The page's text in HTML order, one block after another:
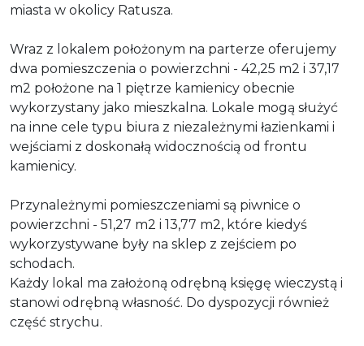
miasta w okolicy Ratusza.
Wraz z lokalem położonym na parterze oferujemy
dwa pomieszczenia o powierzchni - 42,25 m2 i 37,17
m2 położone na 1 piętrze kamienicy obecnie
wykorzystany jako mieszkalna. Lokale mogą służyć
na inne cele typu biura z niezależnymi łazienkami i
wejściami z doskonałą widocznością od frontu
kamienicy.
Przynależnymi pomieszczeniami są piwnice o
powierzchni - 51,27 m2 i 13,77 m2, które kiedyś
wykorzystywane były na sklep z zejściem po
schodach.
Każdy lokal ma założoną odrębną księgę wieczystą i
stanowi odrębną własność. Do dyspozycji również
część strychu.